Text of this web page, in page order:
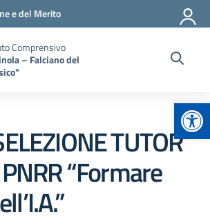
e del Merito
Comprensivo
– Falciano del
TUTOR
“Formare